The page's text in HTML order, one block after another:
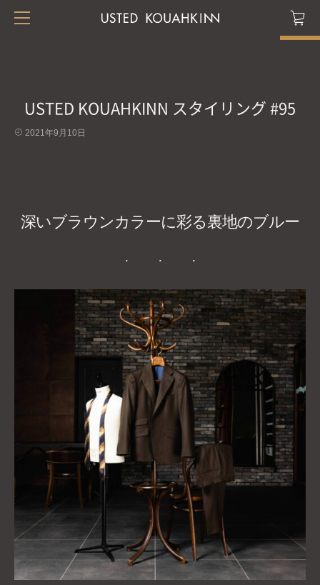
USTED KOUAHKINN スタイリング #95
2021年9月10日
深いブラウンカラーに彩る裏地のブルー